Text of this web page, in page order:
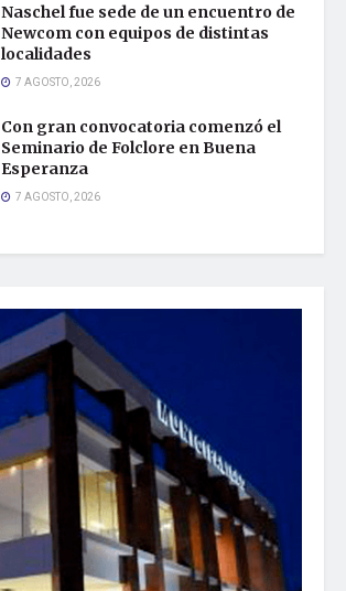
Naschel fue sede de un encuentro de
Newcom con equipos de distintas
localidades
7 AGOSTO, 2026
Con gran convocatoria comenzó el
Seminario de Folclore en Buena
Esperanza
7 AGOSTO, 2026